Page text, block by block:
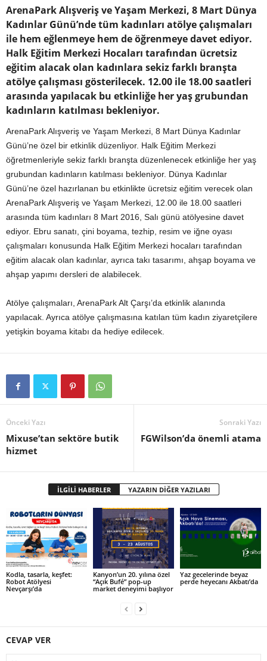
ArenaPark Alışveriş ve Yaşam Merkezi, 8 Mart Dünya
Kadınlar Günü’nde tüm kadınları atölye çalışmaları
ile hem eğlenmeye hem de öğrenmeye davet ediyor.
Halk Eğitim Merkezi Hocaları tarafından ücretsiz
eğitim alacak olan kadınlara sekiz farklı branşta
atölye çalışması gösterilecek. 12.00 ile 18.00 saatleri
arasında yapılacak bu etkinliğe her yaş grubundan
kadınların katılması bekleniyor.
ArenaPark Alışveriş ve Yaşam Merkezi, 8 Mart Dünya Kadınlar
Günü’ne özel bir etkinlik düzenliyor. Halk Eğitim Merkezi
öğretmenleriyle sekiz farklı branşta düzenlenecek etkinliğe her yaş
grubundan kadınların katılması bekleniyor. Dünya Kadınlar
Günü’ne özel hazırlanan bu etkinlikte ücretsiz eğitim verecek olan
ArenaPark Alışveriş ve Yaşam Merkezi, 12.00 ile 18.00 saatleri
arasında tüm kadınları 8 Mart 2016, Salı günü atölyesine davet
ediyor. Ebru sanatı, çini boyama, tezhip, resim ve iğne oyası
çalışmaları konusunda Halk Eğitim Merkezi hocaları tarafından
eğitim alacak olan kadınlar, ayrıca takı tasarımı, ahşap boyama ve
ahşap yapımı dersleri de alabilecek.
Atölye çalışmaları, ArenaPark Alt Çarşı’da etkinlik alanında
yapılacak. Ayrıca atölye çalışmasına katılan tüm kadın ziyaretçilere
yetişkin boyama kitabı da hediye edilecek.
Önceki Yazı
Mixuse’tan sektöre butik
hizmet
Sonraki Yazı
FGWilson’da önemli atama
İLGİLİ HABERLER YAZARIN DİĞER YAZILARI
Kodla, tasarla, keşfet:
Robot Atölyesi
Nevçarşı’da
Kanyon’un 20. yılına özel
“Açık Bufé” pop-up
market deneyimi başlıyor
Yaz gecelerinde beyaz
perde heyecanı Akbatı’da
CEVAP VER